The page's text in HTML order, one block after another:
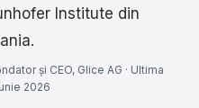
Institute din
și CEO, Glice AG · Ultima
2026